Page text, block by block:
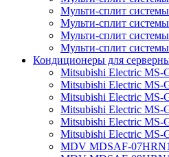
Мульти-сплит
Мульти-сплит
Мульти-сплит
Мульти-сплит
Кондиционеры для
Mitsubishi Electric MS-
Mitsubishi Electric MS-
Mitsubishi Electric MS-
Mitsubishi Electric MS-
Mitsubishi Electric MS-
Mitsubishi Electric MS-
MDV MDSAF-07HRN1